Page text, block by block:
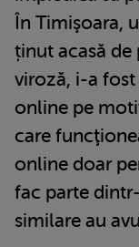
În Timişoara,
ținut acasă de
viroză, i-a fost
online pe
care
online doar
fac parte
similare au